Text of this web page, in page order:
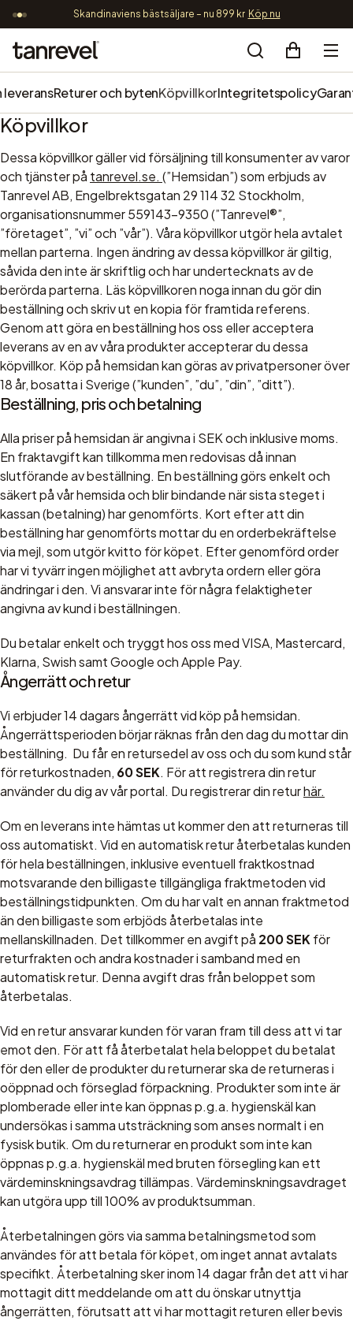
Skandinaviens bästsäljare – nu 899 kr Köp nu
Tanrevel® Search
leveransReturer och bytenKöpvillkorIntegritetspolicy
Köpvillkor
Dessa köpvillkor gäller vid försäljning till konsumenter av varor
och tjänster på tanrevel.se. (”Hemsidan”) som erbjuds av
Tanrevel AB, Engelbrektsgatan 29 114 32 Stockholm,
organisationsnummer 559143-9350 (”Tanrevel®”,
”företaget”, ”vi” och ”vår”). Våra köpvillkor utgör hela avtalet
mellan parterna. Ingen ändring av dessa köpvillkor är giltig,
såvida den inte är skriftlig och har undertecknats av de
berörda parterna. Läs köpvillkoren noga innan du gör din
beställning och skriv ut en kopia för framtida referens.
Genom att göra en beställning hos oss eller acceptera
leverans av en av våra produkter accepterar du dessa
köpvillkor. Köp på hemsidan kan göras av privatpersoner över
18 år, bosatta i Sverige (”kunden”, ”du”, ”din”, ”ditt”).
Beställning, pris och betalning
Alla priser på hemsidan är angivna i SEK och inklusive moms.
En fraktavgift kan tillkomma men redovisas då innan
slutförande av beställning. En beställning görs enkelt och
säkert på vår hemsida och blir bindande när sista steget i
kassan (betalning) har genomförts. Kort efter att din
beställning har genomförts mottar du en orderbekräftelse
via mejl, som utgör kvitto för köpet. Efter genomförd order
har vi tyvärr ingen möjlighet att avbryta ordern eller göra
ändringar i den. Vi ansvarar inte för några felaktigheter
angivna av kund i beställningen.
Du betalar enkelt och tryggt hos oss med VISA, Mastercard,
Klarna, Swish samt Google och Apple Pay.
Ångerrätt och retur
Vi erbjuder 14 dagars ångerrätt vid köp på hemsidan.
Ångerrättsperioden börjar räknas från den dag du mottar din
beställning. Du får en retursedel av oss och du som kund står
för returkostnaden, 60 SEK. För att registrera din retur
använder du dig av vår portal. Du registrerar din returhär.
Om en leverans inte hämtas ut kommer den att returneras till
oss automatiskt. Vid en automatisk retur återbetalas kunden
för hela beställningen, inklusive eventuell fraktkostnad
motsvarande den billigaste tillgängliga fraktmetoden vid
beställningstidpunkten. Om du har valt en annan fraktmetod
än den billigaste som erbjöds återbetalas inte
mellanskillnaden. Det tillkommer en avgift på 200 SEK för
returfrakten och andra kostnader i samband med en
automatisk retur. Denna avgift dras från beloppet som
återbetalas.
Vid en retur ansvarar kunden för varan fram till dess att vi tar
emot den. För att få återbetalat hela beloppet du betalat
för den eller de produkter du returnerar ska de returneras i
oöppnad och förseglad förpackning. Produkter som inte är
plomberade eller inte kan öppnas p.g.a. hygienskäl kan
undersökas i samma utsträckning som anses normalt i en
fysisk butik. Om du returnerar en produkt som inte kan
öppnas p.g.a. hygienskäl med bruten försegling kan ett
värdeminskningsavdrag tillämpas. Värdeminskningsavdraget
kan utgöra upp till 100% av produktsumman.
Återbetalningen görs via samma betalningsmetod som
användes för att betala för köpet, om inget annat avtalats
specifikt. Återbetalning sker inom 14 dagar från det att vi har
mottagit ditt meddelande om att du önskar utnyttja
ångerrätten, förutsatt att vi har mottagit returen eller bevis